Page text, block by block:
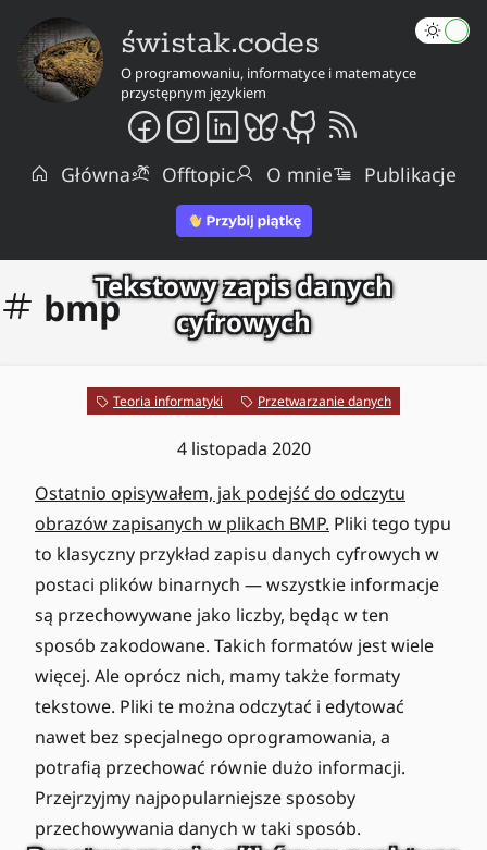
świstak.codes
O programowaniu, informatyce i matematyce
przystępnym językiem
Główna Offtopic O mnie Publikacje
bmpTekstowy zapis danych
cyfrowych
Teoria informatyki Przetwarzanie danych
4 listopada 2020
Ostatnio opisywałem, jak podejść do odczytu
obrazów zapisanych w plikach BMP. Pliki tego typu
to klasyczny przykład zapisu danych cyfrowych w
postaci plików binarnych — wszystkie informacje
są przechowywane jako liczby, będąc w ten
sposób zakodowane. Takich formatów jest wiele
więcej. Ale oprócz nich, mamy także formaty
tekstowe. Pliki te można odczytać i edytować
nawet bez specjalnego oprogramowania, a
potrafią przechować równie dużo informacji.
Przejrzyjmy najpopularniejsze sposoby
przechowywania danych w taki sposób.